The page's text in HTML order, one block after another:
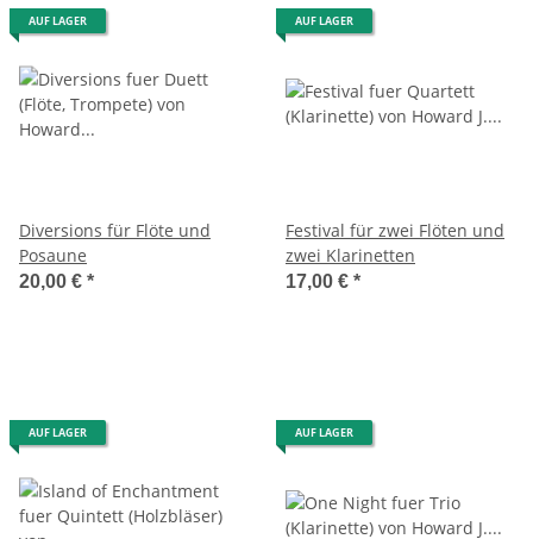
AUF LAGER
Diversions für Flöte und
Posaune
20,00 € *
AUF LAGER
Festival für zwei Flöten und
zwei Klarinetten
17,00 € *
AUF LAGER AUF LAGER